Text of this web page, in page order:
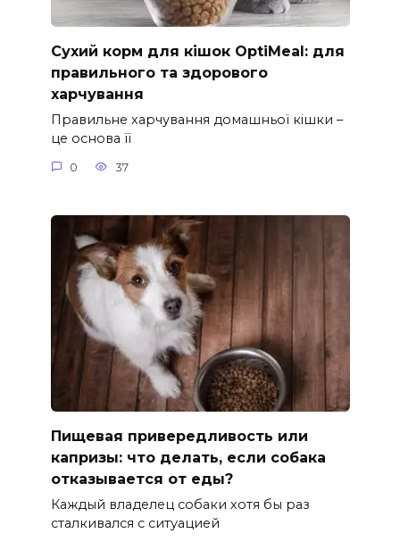
Сухий корм для кішок OptiMeal: для
правильного та здорового
харчування
Правильне харчування домашньої кішки –
це основа її
0 37
Пищевая привередливость или
капризы: что делать, если собака
отказывается от еды?
Каждый владелец собаки хотя бы раз
сталкивался с ситуацией